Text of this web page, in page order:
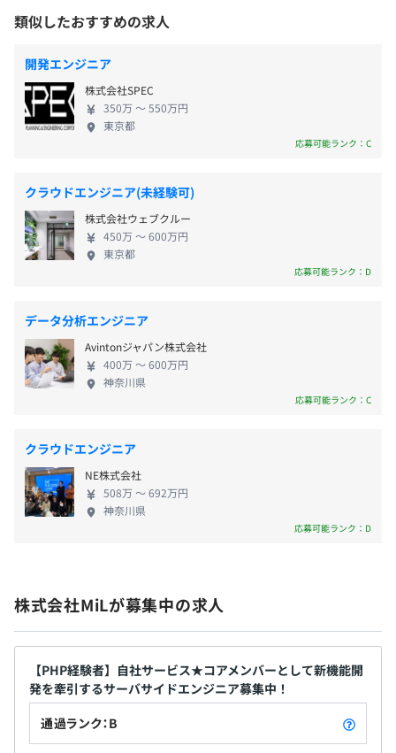
報などの情報共有をおこなっています
【使用ツール】
DB：MySQL
インフラ：AWS,VPC,Docker
SCM：Git ,Github
コミュニケーション：Slack
開発手法：スクラム
「自律的なチーム」を組織の方針として掲げ、実務者の職
務遂行能力を次の２軸で測り、職務ランクや給与の査定を
行っています。
①行動特定：
・システム思考の実践：要素同士の関係性を捉え、問題
・不確実性の解消：情報の偏りから生まれる対立や反発
が起きないよう、他者に働きかけることができる
②技術/技能
・課題を解決しうるだけの実現力、すなわちシステム開
リーダについては、各メンバーの自律性を高める・保てる
支援を行う。
これらの考えをベースに日々の業務の中で観測できた事象
や個々人のアウトプットから
半年に一度目標設定と評価を行う。
評価の結果、給与の査定を行う。
・年間休日 ：120日前後(祝日数による)
・通勤交通費全額支給
半年ごとに査定・評価にて昇給の機会あり
・雇用保険
・労災保険
・備考）期間中の給与等の変更有、3ヶ月後に再度条件面
のすり合わせ
しています。 ◆フルスクラッチで既存サイトのフル
リニューアル 現在フルスクラッチでECサイトのフル
リニューアルを進めています。エンジニアとしてサイ
トの運用をすると同時に、UI／UXを向上するための
施策立案や新規機能の開発を担当。2021年4月から
は、EC以外のサービスを提供に向けて動いており、
ユーザーの食事データを扱ったサービスなど、新し
プロトタイピングやモックの開発を進め、積極的に
リリースをしていく予定です。20-30代を中心とした
スペシャリストが多く活躍しています。 ◆働きやす
い環境 子育て中のママ・産後復帰を考えているママ
を応援している会社なので、働き方や勤務時間など
クト開発チームでママが大活躍している職場です。ま
た、上下関係なく個々を尊重し合えるフラットな社
風のため、尊重や信頼などといった心地いい関係を
築けるメンバーと一緒に働けます。事業軸が複数ある
ため安定した経営を担保でき、腰を据えて働くこと
類似したおすすめの求人
開発エンジニア
株式会社SPEC
350万 〜 550万円
東京都
応募可能ランク：C
クラウドエンジニア(未経験可)
株式会社ウェブクルー
450万 〜 600万円
東京都
応募可能ランク：D
データ分析エンジニア
Avintonジャパン株式会社
400万 〜 600万円
神奈川県
応募可能ランク：C
クラウドエンジニア
NE株式会社
508万 〜 692万円
神奈川県
応募可能ランク：D
株式会社MiLが募集中の求人
【PHP経験者】自社サービス★コアメンバーとして新機能開
発を牽引するサーバサイドエンジニア募集中！
通過ランク：B